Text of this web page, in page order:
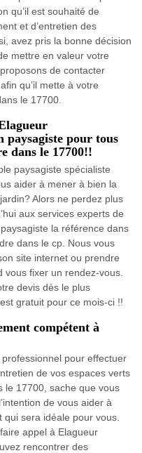
qu’il est souhaité de
et d’entretien des
avez pris la bonne décision
mettre en valeur votre
de contacter
qu’il mette à votre
le 17700.
paysagiste pour tous
dans le 17700!!
paysagiste spécialiste
aider à mener à bien la
Alors ne perdez plus
aux services experts de
la référence dans
dans le cp. Nous vous
site internet ou prendre
fixer un rendez-vous.
devis dès le plus
gratuit pour ce mois-ci !!
compétent à
pour effectuer
de vos espaces verts
le 17700, sache que vous
de vous aider à
sera idéale pour vous.
appel à Elagueur
rencontrer des